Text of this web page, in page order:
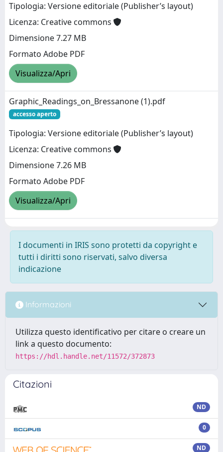
Tipologia: Versione editoriale (Publisher’s layout)
Licenza: Creative commons
Dimensione 7.27 MB
Formato Adobe PDF
Visualizza/Apri
Graphic_Readings_on_Bressanone (1).pdf
accesso aperto
Tipologia: Versione editoriale (Publisher’s layout)
Licenza: Creative commons
Dimensione 7.26 MB
Formato Adobe PDF
Visualizza/Apri
I documenti in IRIS sono protetti da copyright e
tutti i diritti sono riservati, salvo diversa
indicazione
Informazioni
Utilizza questo identificativo per citare o creare un
link a questo documento:
https://hdl.handle.net/11572/372873
Citazioni
ND
0
ND